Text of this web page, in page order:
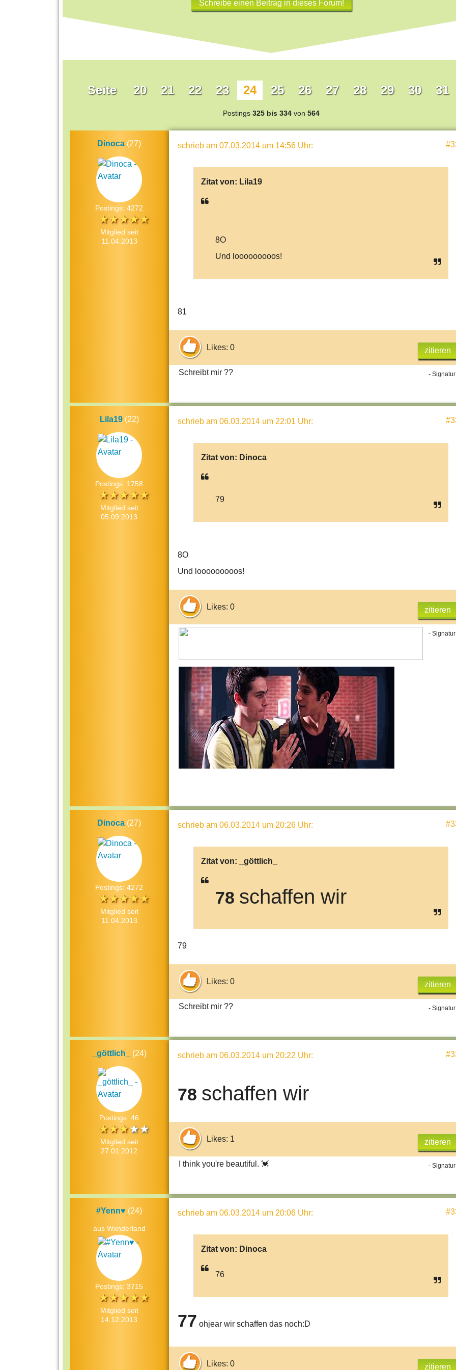
Schreibe einen Beitrag in dieses Forum!
Seite 20 21 22 23 24 25 26 27 28 29 30 31
Postings 325 bis 334 von 564
Dinoca (27)
Postings: 4272
Mitglied seit
11.04.2013
schrieb am 07.03.2014 um 14:56 Uhr:
Zitat von: Lila19
8O
Und looooooooos!
81
Likes: 0 zitieren
-
Schreibt mir ??
Lila19(22)
Postings: 1758
Mitglied seit
05.09.2013
schrieb am 06.03.2014 um 22:01 Uhr:
Zitat von: Dinoca
79
8O
Und looooooooos!
Likes: 0 zitieren
-
Dinoca (27)
Postings: 4272
Mitglied seit
11.04.2013
schrieb am 06.03.2014 um 20:26 Uhr:
Zitat von: _göttlich_
78 schaffen wir
79
Likes: 0 zitieren
-
Schreibt mir ??
_göttlich_ (24)
Postings: 46
Mitglied seit
27.01.2012
schrieb am 06.03.2014 um 20:22 Uhr:
78 schaffen wir
Likes: 1 zitieren
-
I think you're beautiful. 💓
#Yenn♥ (24)
aus Wxnderland
Postings: 3715
Mitglied seit
14.12.2013
schrieb am 06.03.2014 um 20:06 Uhr:
Zitat von: Dinoca
76
77 ohjear wir schaffen das noch:D
Likes: 0 zitieren